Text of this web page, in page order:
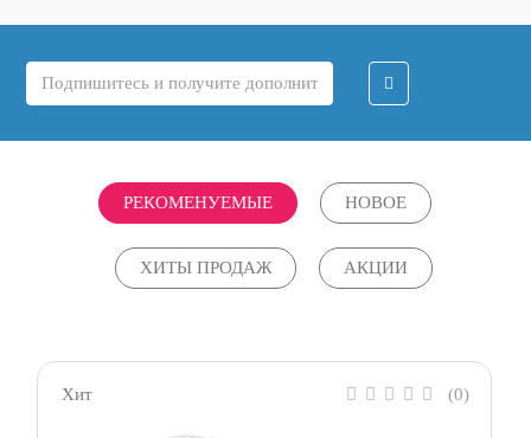
РЕКОМЕНУЕМЫЕ НОВОЕ
ХИТЫ ПРОДАЖ АКЦИИ
(0)
Хит